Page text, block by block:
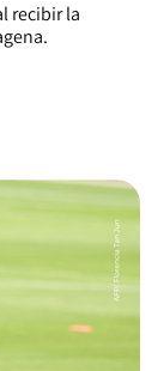
recibir la